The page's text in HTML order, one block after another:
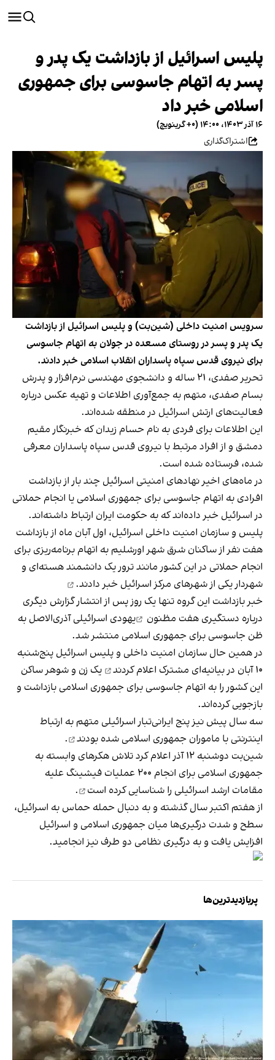
پلیس اسرائیل از بازداشت یک پدر و
پسر به اتهام جاسوسی برای جمهوری
اسلامی خبر داد
۱۶ آذر ۱۴۰۳، ۱۴:۰۰ (‎+۰ گرینویچ)
اشتراک‌گذاری
سرویس امنیت داخلی (شین‌بت) و پلیس اسرائیل از بازداشت
یک پدر و پسر در روستای مسعده در جولان به اتهام جاسوسی
برای نیروی قدس سپاه پاسداران انقلاب اسلامی خبر دادند.
تحریر صفدی، ۲۱ ساله و دانشجوی مهندسی نرم‌افزار و پدرش
بسام صفدی، متهم به جمع‌آوری اطلاعات و تهیه عکس درباره
فعالیت‌های ارتش اسرائیل در منطقه شده‌اند.
این اطلاعات برای فردی به نام حسام زیدان که خبرنگار مقیم
دمشق و از افراد مرتبط با نیروی قدس سپاه پاسداران معرفی
شده، فرستاده شده است.
در ماه‌های اخیر نهادهای امنیتی اسرائیل چند بار از بازداشت
افرادی به اتهام جاسوسی برای جمهوری اسلامی یا انجام حملاتی
در اسرائیل خبر داده‌اند که به حکومت ایران ارتباط داشته‌اند.
پلیس و سازمان امنیت داخلی اسرائیل، اول آبان ماه از بازداشت
هفت نفر از ساکنان شرق شهر اورشلیم به اتهام برنامه‌ریزی برای
انجام حملاتی در این کشور مانند ترور یک دانشمند هسته‌ای و
شهردار یکی از شهرهای مرکز اسرائیل خبر دادند.
خبر بازداشت این گروه تنها یک روز پس از انتشار گزارش دیگری
درباره دستگیری هفت مظنون
یهودی اسرائیلی آذری‌الاصل به
ظن جاسوسی برای جمهوری اسلامی منتشر شد.
در همین حال سازمان امنیت داخلی و پلیس اسرائیل پنج‌شنبه
۱۰ آبان در بیانیه‌ای مشترک
اعلام کردند
یک زن و شوهر ساکن
این کشور را به اتهام جاسوسی برای جمهوری اسلامی بازداشت و
بازجویی کرده‌اند.
سه سال پیش نیز پنج ایرانی‌تبار اسرائیلی متهم به ارتباط
اینترنتی با ماموران جمهوری اسلامی شده بودند
.
شین‌بت دوشنبه ۱۲ آذر اعلام کرد تلاش هکرهای وابسته به
جمهوری اسلامی برای انجام ۲۰۰ عملیات فیشینگ علیه
مقامات ارشد اسرائیلی را شناسایی کرده است
.
از هفتم اکتبر سال گذشته و به دنبال حمله حماس به اسرائیل،
سطح و شدت درگیری‌ها میان جمهوری اسلامی و اسرائیل
افزایش یافت و به درگیری نظامی دو طرف نیز انجامید.
پربازدیدترین‌ها